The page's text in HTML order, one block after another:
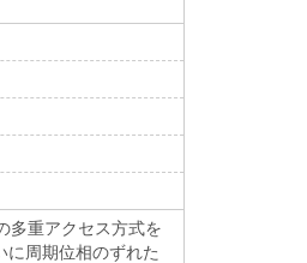
多重アクセス方式を
周期位相のずれた